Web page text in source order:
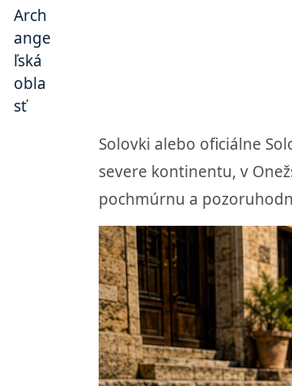
Solovki alebo oficiálne
severe kontinentu, v
pochmúrnu a